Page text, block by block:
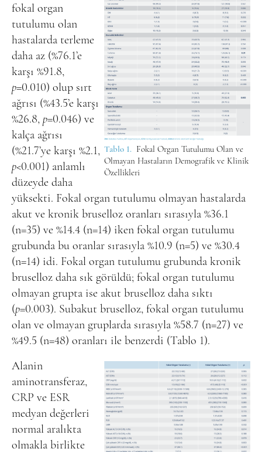
Tablo 1. Fokal Organ Tutulumu Olan ve
Olmayan Hastaların Demografik ve Klinik
Özellikleri
fokal organ
tutulumu olan
hastalarda terleme
daha az (%76.1’e
karşı %91.8,
p=0.010) olup sırt
ağrısı (%43.5’e karşı
%26.8, p=0.046) ve
kalça ağrısı
(%21.7’ye karşı %2.1,
p<0.001) anlamlı
düzeyde daha
yüksekti. Fokal organ tutulumu olmayan hastalarda
akut ve kronik bruselloz oranları sırasıyla %36.1
(n=35) ve %14.4 (n=14) iken fokal organ tutulumu
grubunda bu oranlar sırasıyla %10.9 (n=5) ve %30.4
(n=14) idi. Fokal organ tutulumu grubunda kronik
bruselloz daha sık görüldü; fokal organ tutulumu
olmayan grupta ise akut bruselloz daha sıktı
(p=0.003). Subakut bruselloz, fokal organ tutulumu
olan ve olmayan gruplarda sırasıyla %58.7 (n=27) ve
%49.5 (n=48) oranları ile benzerdi (Tablo 1).
Alanin
aminotransferaz,
CRP ve ESR
medyan değerleri
normal aralıkta
olmakla birlikte